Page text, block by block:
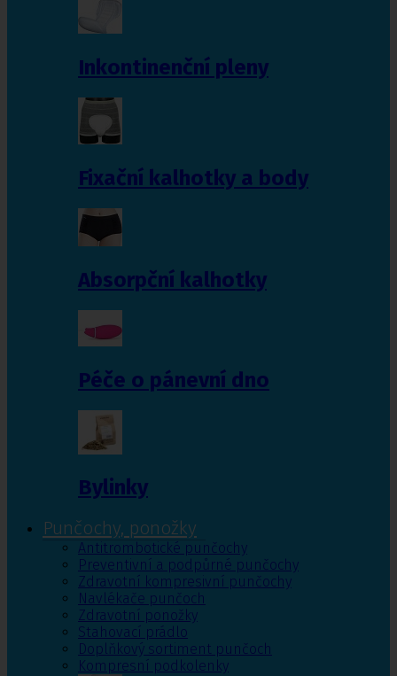
Inkontinenční pleny
Fixační kalhotky a body
Absorpční kalhotky
Péče o pánevní dno
Bylinky
Punčochy, ponožky
Antitrombotické punčochy
Preventivní a podpůrné punčochy
Zdravotní kompresivní punčochy
Navlékače punčoch
Zdravotní ponožky
Stahovací prádlo
Doplňkový sortiment punčoch
Kompresní podkolenky